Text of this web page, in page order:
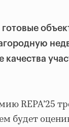
готовые
качества
REPA’25
будет